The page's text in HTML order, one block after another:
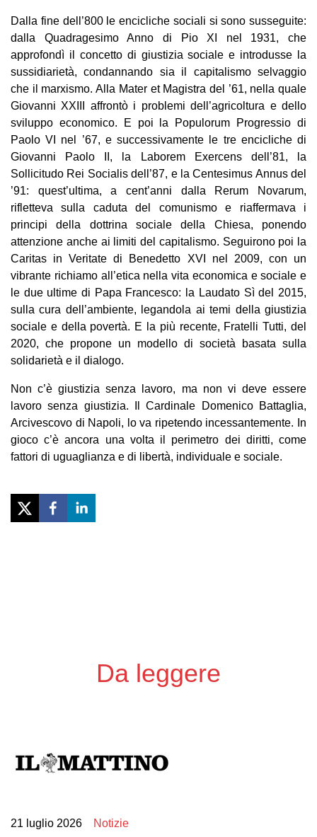
Dalla fine dell’800 le encicliche sociali si sono susseguite:
dalla Quadragesimo Anno di Pio XI nel 1931, che
approfondì il concetto di giustizia sociale e introdusse la
sussidiarietà, condannando sia il capitalismo selvaggio
che il marxismo. Alla Mater et Magistra del ’61, nella quale
Giovanni XXIII affrontò i problemi dell’agricoltura e dello
sviluppo economico. E poi la Populorum Progressio di
Paolo VI nel ’67, e successivamente le tre encicliche di
Giovanni Paolo II, la Laborem Exercens dell’81, la
Sollicitudo Rei Socialis dell’87, e la Centesimus Annus del
’91: quest’ultima, a cent’anni dalla Rerum Novarum,
rifletteva sulla caduta del comunismo e riaffermava i
principi della dottrina sociale della Chiesa, ponendo
attenzione anche ai limiti del capitalismo. Seguirono poi la
Caritas in Veritate di Benedetto XVI nel 2009, con un
vibrante richiamo all’etica nella vita economica e sociale e
le due ultime di Papa Francesco: la Laudato Sì del 2015,
sulla cura dell’ambiente, legandola ai temi della giustizia
sociale e della povertà. E la più recente, Fratelli Tutti, del
2020, che propone un modello di società basata sulla
solidarietà e il dialogo.
Non c’è giustizia senza lavoro, ma non vi deve essere
lavoro senza giustizia. Il Cardinale Domenico Battaglia,
Arcivescovo di Napoli, lo va ripetendo incessantemente. In
gioco c’è ancora una volta il perimetro dei diritti, come
fattori di uguaglianza e di libertà, individuale e sociale.
Da leggere
21 luglio 2026 Notizie